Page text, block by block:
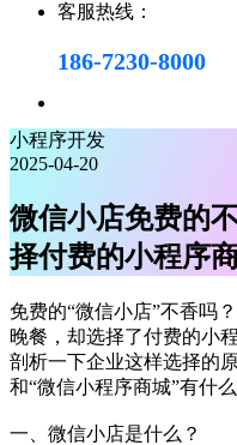
客服热线：
186-7230-8000
小程序开发
2025-04-20
微信小店免费的
择付费的小程序
免费的“微信小店”不香吗
晚餐，却选择了付费的小
剖析一下企业这样选择的
和“微信小程序商城”有什
一、微信小店是什么？